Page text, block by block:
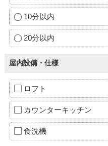
10分以内
20分以内
屋内設備・仕様
ロフト
カウンターキッチン
食洗機